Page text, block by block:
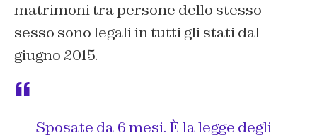
matrimoni tra persone dello stesso
sesso sono legali in tutti gli stati dal
giugno 2015.
Sposate da 6 mesi. È la legge degli